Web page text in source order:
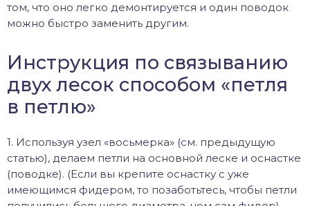
том, что оно легко демонтируется и один поводок
можно быстро заменить другим.
Инструкция по связыванию
двух лесок способом «петля
в петлю»
1. Используя узел «восьмерка» (см. предыдущую
статью), делаем петли на основной леске и оснастке
(поводке). (Если вы крепите оснастку с уже
имеющимся фидером, то позаботьтесь, чтобы петли